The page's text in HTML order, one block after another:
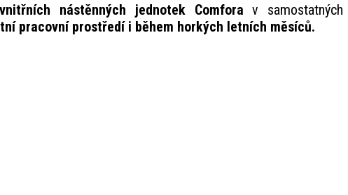
nástěnných jednotek Comfora v samostatných
pracovní prostředí i během horkých letních měsíců.